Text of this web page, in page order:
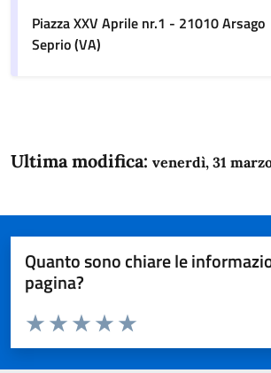
Piazza XXV Aprile nr.1 - 21010 Arsago
Seprio (VA)
Ultima modifica: venerdì, 31
Quanto sono chiare le
pagina?
Domanda
Valuta da 1 a 5 stelle la pagina
Valuta 5 stelle su 5
Valuta 4 stelle su 5
Valuta 3 stelle su 5
Valuta 2 stelle su 5
Valuta 1 stelle su 5